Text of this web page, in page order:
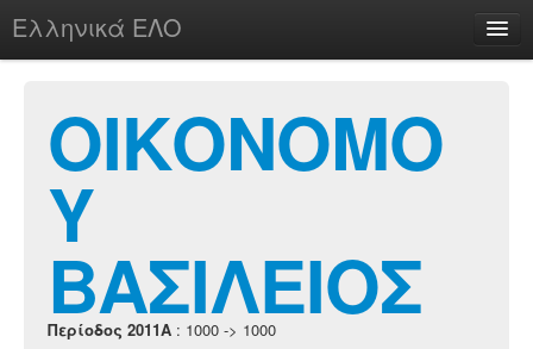
Ελληνικά ΕΛΟ
chesstu.be @ discord
ΟΙΚΟΝΟΜΟ
Υ
ΒΑΣΙΛΕΙΟΣ
Περίοδος 2011A : 1000 -> 1000